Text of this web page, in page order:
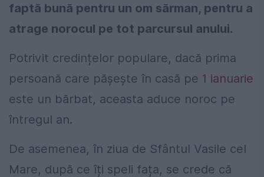
faptă bună pentru un om sărman, pentru a
atrage norocul pe tot parcursul anului.
Potrivit credințelor populare, dacă prima
persoană care pășește în casă pe 1 ianuarie
este un bărbat, aceasta aduce noroc pe
întregul an.
De asemenea, în ziua de Sfântul Vasile cel
Mare, după ce îți speli fața, se crede că